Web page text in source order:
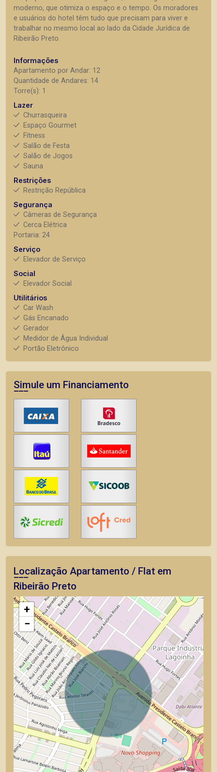
moderno, que otimiza o espaço e o tempo. Os moradores
e usuários do hotel têm tudo que precisam para viver e
trabalhar no mesmo local ao lado da Cidade Jurídica de
Ribeirão Preto.
Informações
Apartamento por Andar: 12
Quantidade de Andares: 14
Torre(s): 1
Lazer
Churrasqueira
Espaço Gourmet
Fitness
Salão de Festa
Salão de Jogos
Sauna
Restrições
Restrição República
Segurança
Câmeras de Segurança
Cerca Elétrica
Portaria: 24
Serviço
Elevador de Serviço
Social
Elevador Social
Utilitários
Car Wash
Gás Encanado
Gerador
Medidor de Água Individual
Portão Eletrônico
Simule um Financiamento
Localização Apartamento / Flat em
Ribeirão Preto
+
−